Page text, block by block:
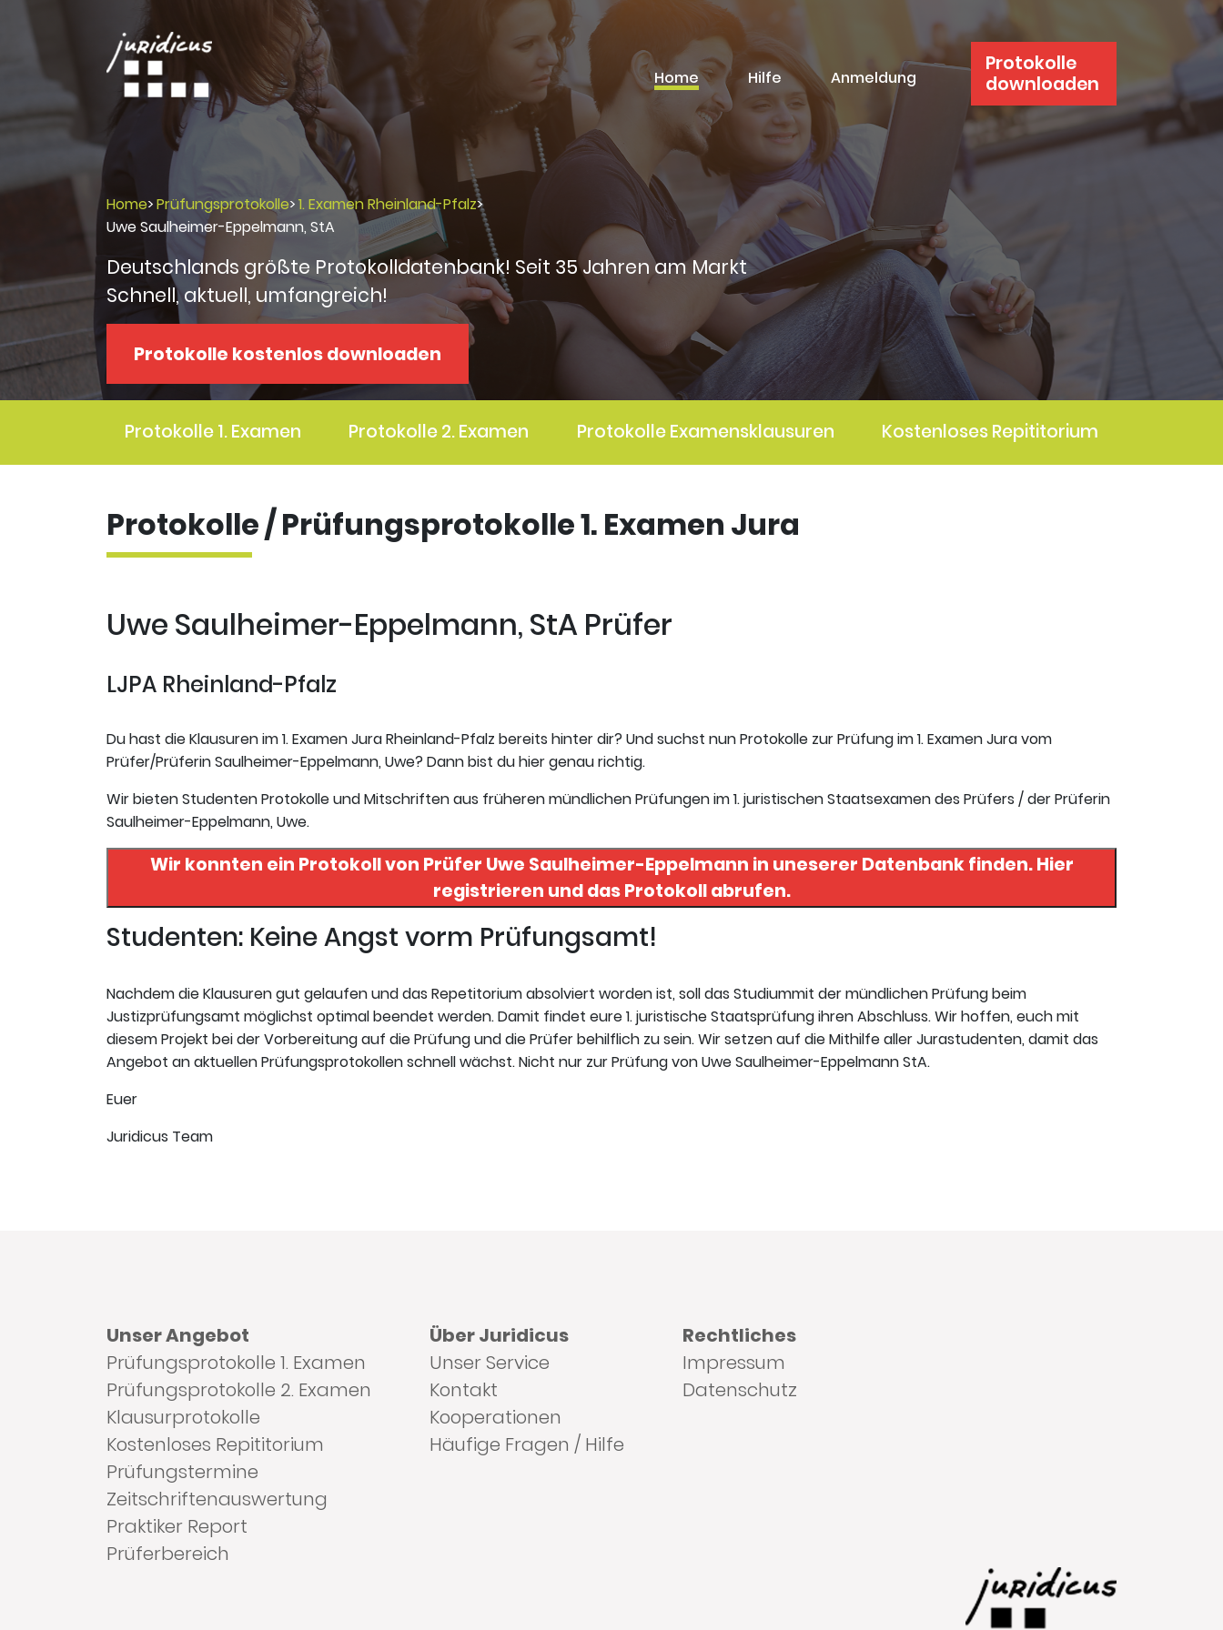
Home Hilfe Anmeldung
Protokolle
downloaden
Home>Prüfungsprotokolle>1. Examen Rheinland-Pfalz>
Uwe Saulheimer-Eppelmann, StA
Deutschlands größte Protokolldatenbank! Seit 35 Jahren am Markt
Schnell, aktuell, umfangreich!
Protokolle kostenlos downloaden
Protokolle 1. Examen Protokolle 2. Examen Protokolle Examensklausuren Kostenloses Repititorium
Protokolle / Prüfungsprotokolle 1. Examen Jura
Uwe Saulheimer-Eppelmann, StA Prüfer
LJPA Rheinland-Pfalz
Du hast die Klausuren im 1. Examen Jura Rheinland-Pfalz bereits hinter dir? Und suchst nun Protokolle zur Prüfung im 1. Examen Jura vom
Prüfer/Prüferin Saulheimer-Eppelmann, Uwe? Dann bist du hier genau richtig.
Wir bieten Studenten Protokolle und Mitschriften aus früheren mündlichen Prüfungen im 1. juristischen Staatsexamen des Prüfers / der Prüferin
Saulheimer-Eppelmann, Uwe.
Wir konnten ein Protokoll von Prüfer Uwe Saulheimer-Eppelmann in uneserer Datenbank finden. Hier
registrieren und das Protokoll abrufen.
Studenten: Keine Angst vorm Prüfungsamt!
Nachdem die Klausuren gut gelaufen und das Repetitorium absolviert worden ist, soll das Studiummit der mündlichen Prüfung beim
Justizprüfungsamt möglichst optimal beendet werden. Damit findet eure 1. juristische Staatsprüfung ihren Abschluss. Wir hoffen, euch mit
diesem Projekt bei der Vorbereitung auf die Prüfung und die Prüfer behilflich zu sein. Wir setzen auf die Mithilfe aller Jurastudenten, damit das
Angebot an aktuellen Prüfungsprotokollen schnell wächst. Nicht nur zur Prüfung von Uwe Saulheimer-Eppelmann StA.
Euer
Juridicus Team
Unser Angebot
Prüfungsprotokolle 1. Examen
Prüfungsprotokolle 2. Examen
Klausurprotokolle
Kostenloses Repititorium
Prüfungstermine
Zeitschriftenauswertung
Praktiker Report
Prüferbereich
Über Juridicus
Unser Service
Kontakt
Kooperationen
Häufige Fragen / Hilfe
Rechtliches
Impressum
Datenschutz